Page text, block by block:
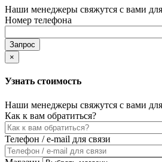
Наши менеджеры свяжутся с вами
Номер телефона
×
Узнать стоимость
Наши менеджеры свяжутся с вами
Как к вам обратиться?
Телефон / e-mail для связи